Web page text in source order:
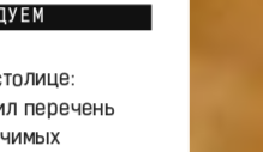
перечень